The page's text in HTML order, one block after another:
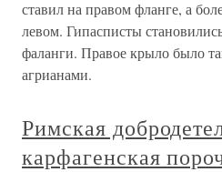
ставил на правом фланге, а
левом. Гипасписты
фаланги. Правое крыло было
агрианами.
Римская
карфагенская